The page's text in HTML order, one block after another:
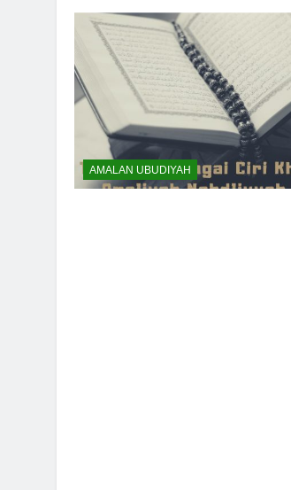
AMALAN UBUDIYAH